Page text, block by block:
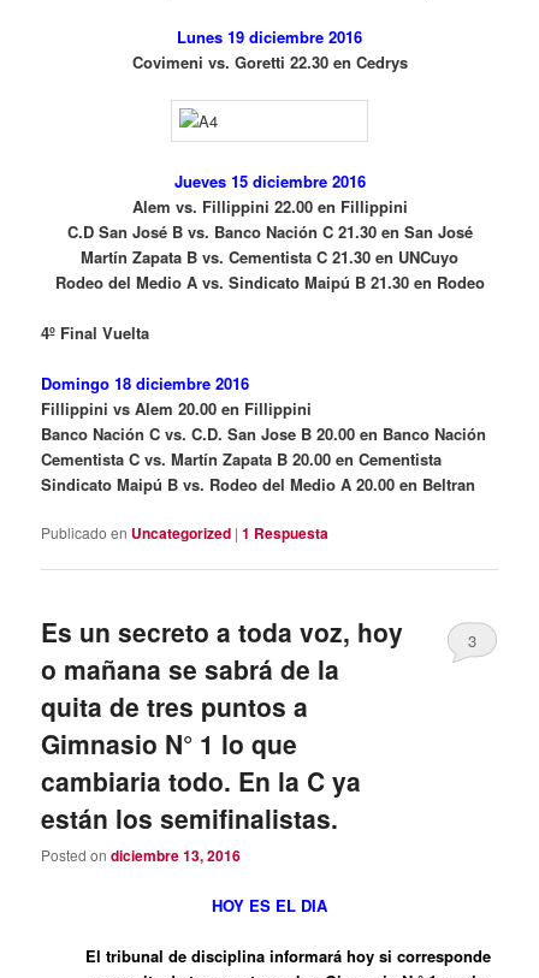
Lunes 19 diciembre 2016
Covimeni vs. Goretti 22.30 en Cedrys
Jueves 15 diciembre 2016
Alem vs. Fillippini 22.00 en Fillippini
C.D San José B vs. Banco Nación C 21.30 en San José
Martín Zapata B vs. Cementista C 21.30 en UNCuyo
Rodeo del Medio A vs. Sindicato Maipú B 21.30 en Rodeo
4º Final Vuelta
Domingo 18 diciembre 2016
Fillippini vs Alem 20.00 en Fillippini
Banco Nación C vs. C.D. San Jose B 20.00 en Banco Nación
Cementista C vs. Martín Zapata B 20.00 en Cementista
Sindicato Maipú B vs. Rodeo del Medio A 20.00 en Beltran
Publicado en Uncategorized |1 Respuesta
Es un secreto a toda voz, hoy
o mañana se sabrá de la
quita de tres puntos a
Gimnasio N° 1 lo que
cambiaria todo. En la C ya
están los semifinalistas.
Posted ondiciembre 13, 2016
3
HOY ES EL DIA
El tribunal de disciplina informará hoy si corresponde